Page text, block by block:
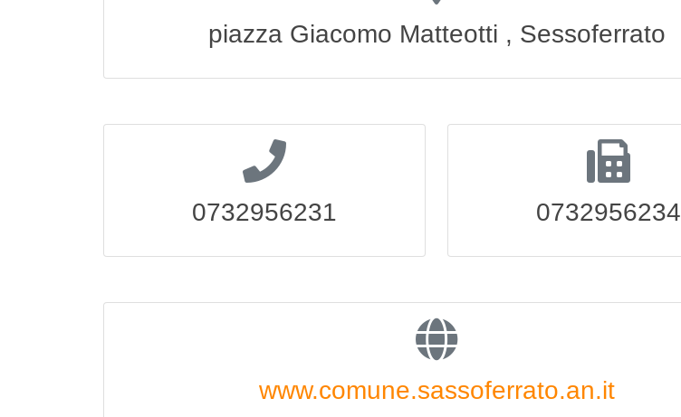
piazza Giacomo Matteotti , Sessoferrato
0732956231 0732956234
www.comune.sassoferrato.an.it